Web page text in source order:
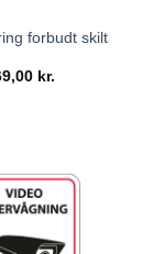
forbudt skilt
kr.